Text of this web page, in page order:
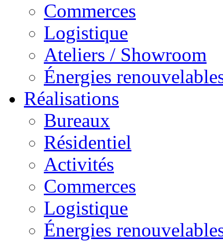
Commerces
Logistique
Ateliers / Showroom
Énergies
Réalisations
Bureaux
Résidentiel
Activités
Commerces
Logistique
Énergies